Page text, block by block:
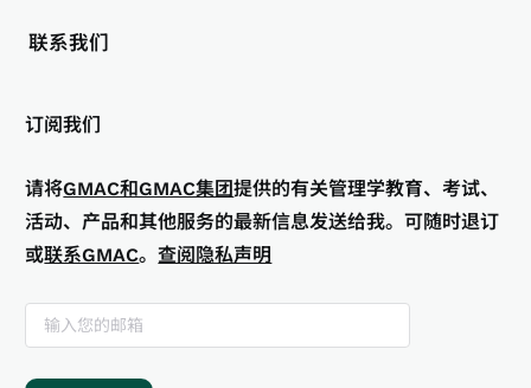
联系我们
订阅我们
请将GMAC和GMAC集团提供的有关管理学教育、考试、
活动、产品和其他服务的最新信息发送给我。可随时退订
或联系GMAC。查阅隐私声明